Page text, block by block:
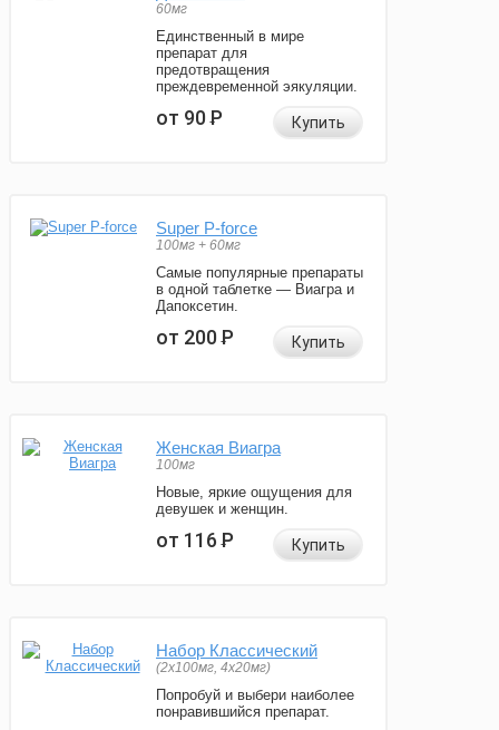
60мг
Единственный в мире
препарат для
предотвращения
преждевременной эякуляции.
от 90Р Купить
Super P-force
100мг + 60мг
Самые популярные препараты
в одной таблетке — Виагра и
Дапоксетин.
от 200Р Купить
Женская Виагра
100мг
Новые, яркие ощущения для
девушек и женщин.
от 116Р Купить
Набор Классический
(2x100мг, 4x20мг)
Попробуй и выбери наиболее
понравившийся препарат.